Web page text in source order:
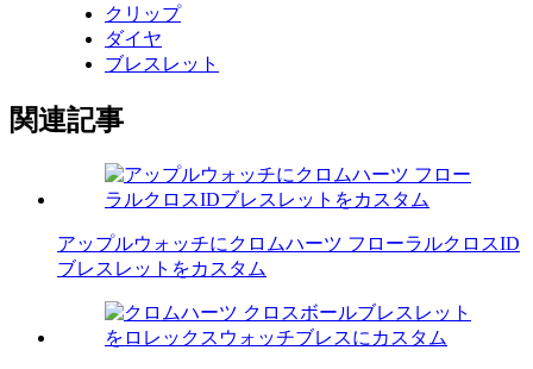
クリップ
ダイヤ
ブレスレット
関連記事
アップルウォッチにクロムハーツ フローラルクロスID
ブレスレットをカスタム